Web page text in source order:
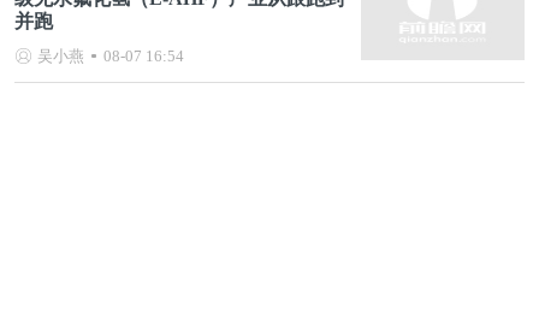
并跑
吴小燕 08-07 16:54